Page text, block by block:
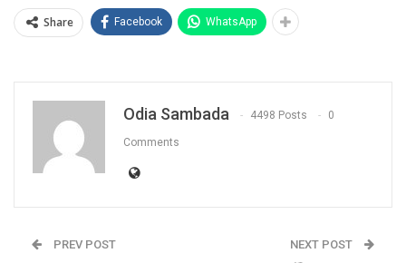
Share Facebook WhatsApp
Odia Sambada 4498 Posts 0
Comments
PREV POST NEXT POST